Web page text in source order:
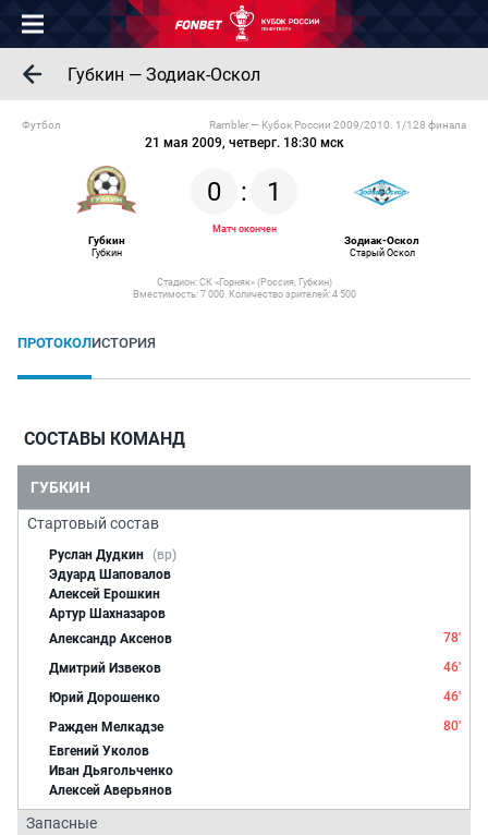
Губкин — Зодиак-Оскол
Футбол
21 мая 2009, четверг. 18:30 мск
Rambler — Кубок России 2009/2010. 1/128 финала
Губкин
Губкин
0 : 1
Матч окончен
Зодиак-Оскол
Старый Оскол
Стадион: СК «Горняк» (Россия, Губкин)
Вместимость: 7 000. Количество зрителей: 4 500
ПРОТОКОЛИСТОРИЯ
СОСТАВЫ КОМАНД
ГУБКИН
Стартовый состав
Руслан Дудкин (вр)
Эдуард Шаповалов
Алексей Ерошкин
Артур Шахназаров
Александр Аксенов
78'
Дмитрий Извеков
46'
Юрий Дорошенко
46'
Ражден Мелкадзе
80'
Евгений Уколов
Иван Дьягольченко
Алексей Аверьянов
Запасные